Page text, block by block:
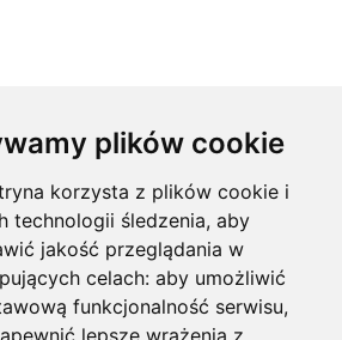
plików cookie
korzysta z plików cookie i
technologii śledzenia, aby
jakość przeglądania w
celach: aby umożliwić
funkcjonalność serwisu,
lepsze wrażenia z
POMOC
Showroom
Kontakt